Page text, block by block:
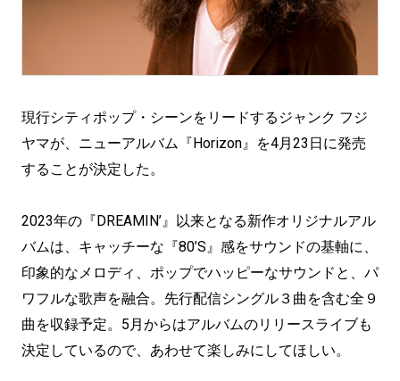
現行シティポップ・シーンをリードするジャンク フジ
ヤマが、ニューアルバム『Horizon』を4月23日に発売
することが決定した。
2023年の『DREAMIN’』以来となる新作オリジナルアル
バムは、キャッチーな『80’S』感をサウンドの基軸に、
印象的なメロディ、ポップでハッピーなサウンドと、パ
ワフルな歌声を融合。先行配信シングル３曲を含む全９
曲を収録予定。5月からはアルバムのリリースライブも
決定しているので、あわせて楽しみにしてほしい。